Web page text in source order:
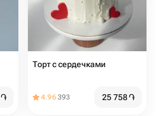
֏
Торт с сердечками
4.96393 25 758֏